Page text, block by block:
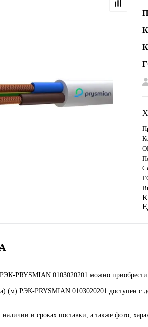
PRYSMIAN 0103020201 можно
(м) РЭК-PRYSMIAN 0103020201 доступен с
и сроках поставки, а также фото,